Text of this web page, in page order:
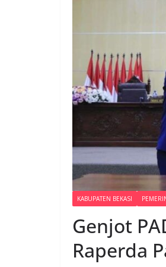
KABUPATEN BEKASI
Genjot
Raperda